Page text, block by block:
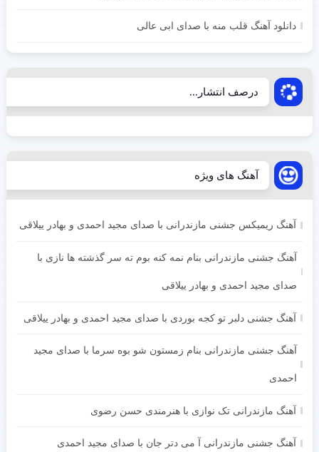
دانلود آهنگ قلب منه با صدای ابی عالی
درصف انتشار...
آهنگ های ویژه
آهنگ ریمیکس جشنی مازندرانی با صدای مجید احمدی و بهادر ییلاقی
آهنگ جشنی مازندرانی بنام نمه کنه بوم ته سر گذشته ها نازی با
صدای مجید احمدی و بهادر ییلاقی
آهنگ جشنی دلبر تو کجه بوردی با صدای مجید احمدی و بهادر ییلاقی
آهنگ جشنی مازندرانی بنام زمستون شو بوه سرما با صدای مجید
احمدی
آهنگ مازندرانی تک نوازی با هنرمندی حسن رضوی
آهنگ جشنی مازندرانی آ می دتر جان با صدای مجید احمدی